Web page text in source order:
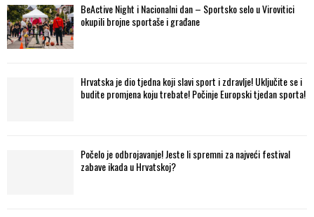
BeActive Night i Nacionalni dan – Sportsko selo u Virovitici
okupili brojne sportaše i građane
Hrvatska je dio tjedna koji slavi sport i zdravlje! Uključite se i
budite promjena koju trebate! Počinje Europski tjedan sporta!
Počelo je odbrojavanje! Jeste li spremni za najveći festival
zabave ikada u Hrvatskoj?